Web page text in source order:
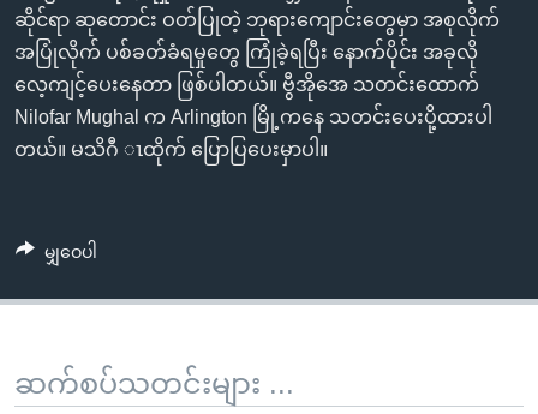
ဆိုင်ရာ ဆုတောင်း ဝတ်ပြုတဲ့ ဘုရားကျောင်းတွေမှာ အစုလိုက်
အပြုံလိုက် ပစ်ခတ်ခံရမှုတွေ ကြုံခဲ့ရပြီး နောက်ပိုင်း အခုလို
လေ့ကျင့်ပေးနေတာ ဖြစ်ပါတယ်။ ဗွီအိုအေ သတင်းထောက်
Nilofar Mughal က Arlington မြို့ကနေ သတင်းပေးပို့ထားပါ
တယ်။ မသိဂီ ၤထိုက် ပြောပြပေးမှာပါ။
မျှဝေပါ
ဆက်စပ်သတင်းများ ...